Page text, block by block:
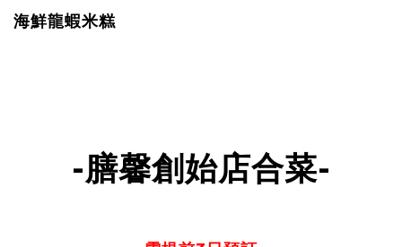
海鮮龍蝦米糕
-膳馨創始店合菜-